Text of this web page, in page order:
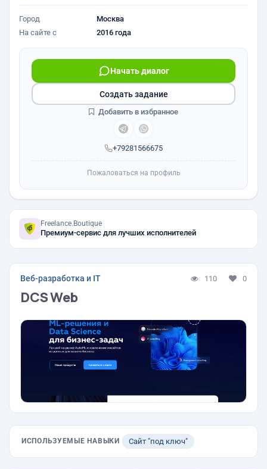
Город
Москва
На сайте с
2016 года
+79281566675
Начать диалог
Создать задание
Добавить в избранное
Пожаловаться на профиль
Freelance.Boutique
Премиум-сервис для лучших исполнителей
Веб-разработка и IT 110 0
DCS Web
ИСПОЛЬЗУЕМЫЕ НАВЫКИ Сайт "под ключ"